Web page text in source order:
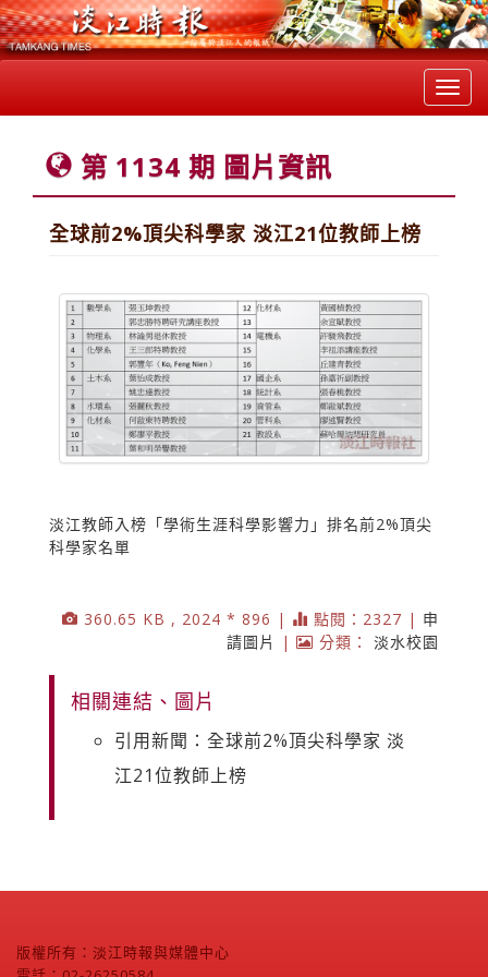
第 1134 期 圖片資訊
全球前2%頂尖科學家 淡江21位教師上榜
淡江教師入榜「學術生涯科學影響力」排名前2%頂尖
科學家名單
360.65 KB , 2024 * 896 | 點閱：2327 | 申
請圖片
| 分類： 淡水校園
相關連結、圖片
引用新聞：全球前2%頂尖科學家 淡
江21位教師上榜
版權所有：淡江時報與媒體中心